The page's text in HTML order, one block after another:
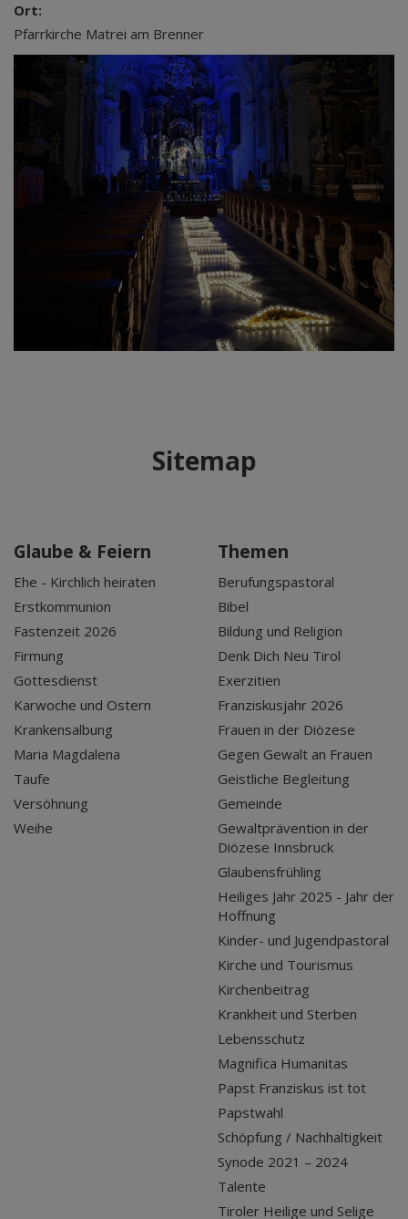
Ort:
Pfarrkirche Matrei am Brenner
Sitemap
Glaube & Feiern
Ehe - Kirchlich heiraten
Erstkommunion
Fastenzeit 2026
Firmung
Gottesdienst
Karwoche und Ostern
Krankensalbung
Maria Magdalena
Taufe
Versöhnung
Weihe
Themen
Berufungspastoral
Bibel
Bildung und Religion
Denk Dich Neu Tirol
Exerzitien
Franziskusjahr 2026
Frauen in der Diözese
Gegen Gewalt an Frauen
Geistliche Begleitung
Gemeinde
Gewaltprävention in der
Diözese Innsbruck
Glaubensfrühling
Heiliges Jahr 2025 - Jahr der
Hoffnung
Kinder- und Jugendpastoral
Kirche und Tourismus
Kirchenbeitrag
Krankheit und Sterben
Lebensschutz
Magnifica Humanitas
Papst Franziskus ist tot
Papstwahl
Schöpfung / Nachhaltigkeit
Synode 2021 – 2024
Talente
Tiroler Heilige und Selige